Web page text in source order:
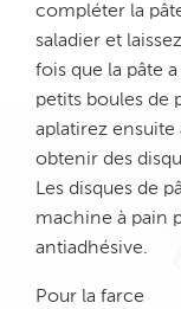
compléter la
saladier et
fois que la pâte
petits boules de
aplatirez ensuite
obtenir des
Les disques de
machine à pain
antiadhésive.
Pour la farce